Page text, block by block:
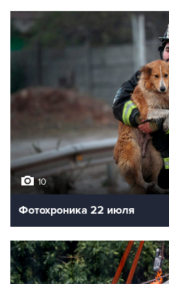
10
Фотохроника 22 июля